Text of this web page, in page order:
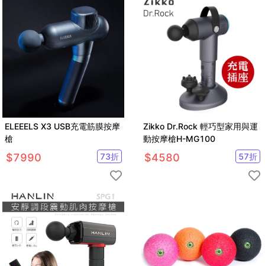
ELEEELS X3 USB充電筋膜按摩
槍
$7990 73折
Zikko Dr.Rock 輕巧型家用與運
動按摩槍H-MG100
$4580 57折